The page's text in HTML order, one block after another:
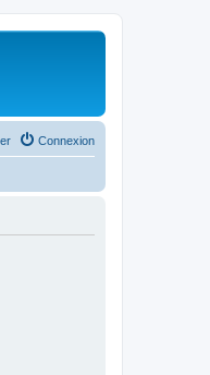
Connexion